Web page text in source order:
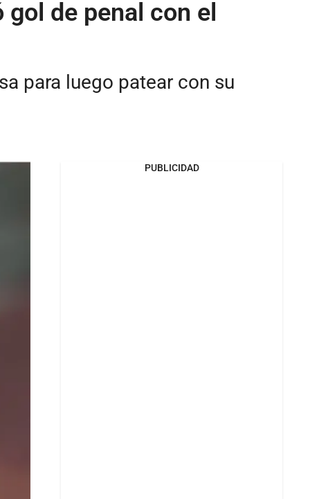
de penal con el
para luego patear con su
PUBLICIDAD